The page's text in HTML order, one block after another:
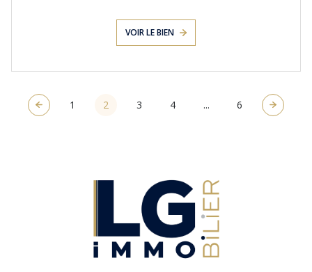
VOIR LE BIEN
1 2 3 4 ... 6